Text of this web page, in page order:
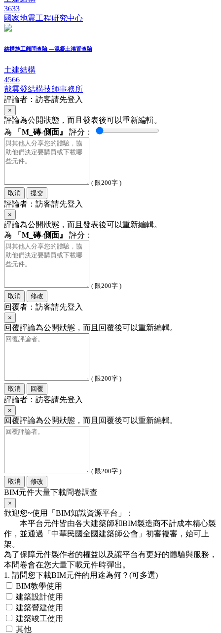
3633
國家地震工程研究中心
結構施工顧問查驗 —混凝土澆置查驗
土建結構
4566
戴雲發結構技師事務所
評論者：訪客請先登入
×
評論為公開狀態，而且發表後可以重新編輯。
為
「M_磚-側面』 評分：
( 限200字 )
取消
提交
評論者：訪客請先登入
×
評論為公開狀態，而且發表後可以重新編輯。
為
「M_磚-側面』 評分：
( 限200字 )
取消
修改
回覆者：訪客請先登入
×
回覆評論為公開狀態，而且回覆後可以重新編輯。
( 限200字 )
取消
回覆
評論者：訪客請先登入
×
回覆評論為公開狀態，而且回覆後可以重新編輯。
( 限200字 )
取消
修改
BIM元件大量下載問卷調查
×
歡迎您~使用「BIM知識資源平台」：
本平台元件皆由各大建築師和BIM製造商不計成本精心製
作，並通過「中華民國全國建築師公會」初審複審，始可上
架。
為了保障元件製作者的權益以及讓平台有更好的體驗與服務，
本問卷會在您大量下載元件時彈出。
1. 請問您下載BIM元件的用途為何？(可多選)
BIM教學使用
建築設計使用
建築營建使用
建築竣工使用
其他